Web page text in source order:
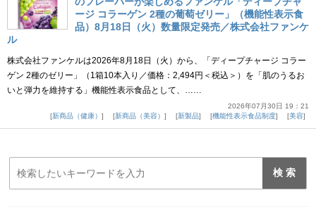
ージ コラーゲン 2種の葡萄ゼリー」（機能性表示食
品）8月18日（火）数量限定発売／株式会社ファンケ
ル
株式会社ファンケルは2026年8月18日（火）から、「ディープチャージ コラー
ゲン 2種のゼリー」（1箱10本入り／価格：2,494円＜税込＞）を「肌のうるお
いと弾力を維持する」機能性表示食品として、……
2026年07月30日 19：21
新商品（健康）
新商品（美容） 新製品 機能性表示食品制度 美容